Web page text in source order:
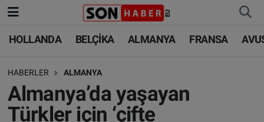
HOLLANDA BELÇİKA ALMANYA FRANSA
HABERLER ALMANYA
Almanya’da yaşayan
Türkler için ‘çifte
HOLLANDA
BELÇİKA
ALMANYA
HOLLANDA
BELÇİKA
ALMANYA
Nöbetçi Eczaneler
Hava Durumu
Trafik Durumu